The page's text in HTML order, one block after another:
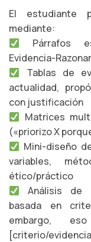
El estudiante
mediante:
Párrafos
Evidencia-
Tablas de
actualidad,
con justificación
Matrices
(«priorizo X
Mini-diseño
variables,
ético/práctico
Análisis de
basada en
embargo,
[criterio/